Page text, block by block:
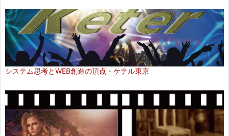
システム思考とWEB創造の頂点・ケテル東京